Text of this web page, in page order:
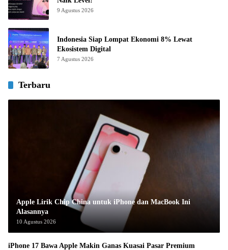
9 Agustus 2026
Indonesia Siap Lompat Ekonomi 8% Lewat
Ekosistem Digital
7 Agustus 2026
Terbaru
Apple Lirik Chip China untuk iPhone dan MacBook Ini
Alasannya
10 Agustus 2026
iPhone 17 Bawa Apple Makin Ganas Kuasai Pasar Premium